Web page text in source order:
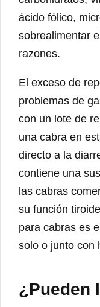
ácido fólico,
sobrealimentar
razones.
El exceso de
problemas de
con un lote de
una cabra en
directo a la
contiene una
las cabras
su función
para cabras es
solo o junto con
¿Pueden